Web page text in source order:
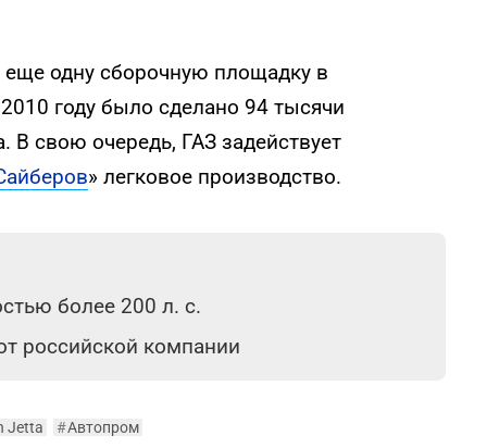
еще одну сборочную площадку в
году было сделано 94 тысячи
свою очередь, ГАЗ задействует
» легковое производство.
более 200 л. с.
российской компании
Jetta #Автопром